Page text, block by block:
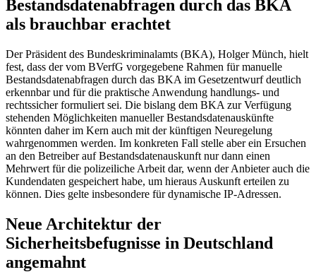
Bestandsdatenabfragen durch das BKA
als brauchbar erachtet
Der Präsident des Bundeskriminalamts (BKA), Holger Münch, hielt
fest, dass der vom BVerfG vorgegebene Rahmen für manuelle
Bestandsdatenabfragen durch das BKA im Gesetzentwurf deutlich
erkennbar und für die praktische Anwendung handlungs- und
rechtssicher formuliert sei. Die bislang dem BKA zur Verfügung
stehenden Möglichkeiten manueller Bestandsdatenauskünfte
könnten daher im Kern auch mit der künftigen Neuregelung
wahrgenommen werden. Im konkreten Fall stelle aber ein Ersuchen
an den Betreiber auf Bestandsdatenauskunft nur dann einen
Mehrwert für die polizeiliche Arbeit dar, wenn der Anbieter auch die
Kundendaten gespeichert habe, um hieraus Auskunft erteilen zu
können. Dies gelte insbesondere für dynamische IP-Adressen.
Neue Architektur der
Sicherheitsbefugnisse in Deutschland
angemahnt